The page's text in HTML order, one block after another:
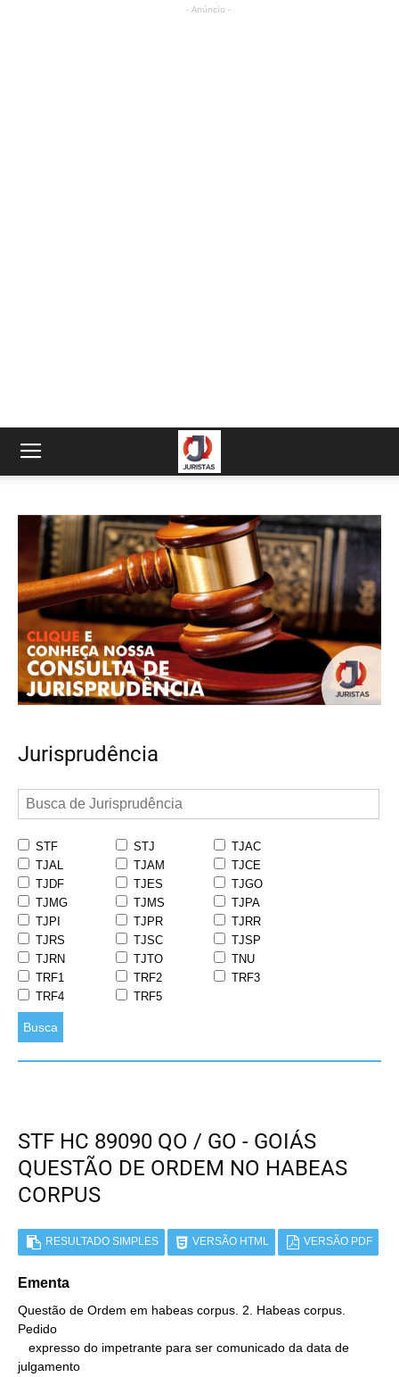
- Anúncio -
Jurisprudência
STF STJ
TJAC
TJAL
TJAM
TJCE
TJDF
TJES
TJGO
TJMG
TJMS
TJPA
TJPI
TJPR
TJRR
TJRS
TJSC
TJSP
TJRN
TJTO
TNU
TRF1
TRF2
TRF3
TRF4
TRF5
Busca
STF HC 89090 QO / GO - GOIÁS
QUESTÃO DE ORDEM NO HABEAS
CORPUS
RESULTADO SIMPLES VERSÃO HTML VERSÃO PDF
Ementa
Questão de Ordem em habeas corpus. 2. Habeas corpus.
Pedido
julgamento